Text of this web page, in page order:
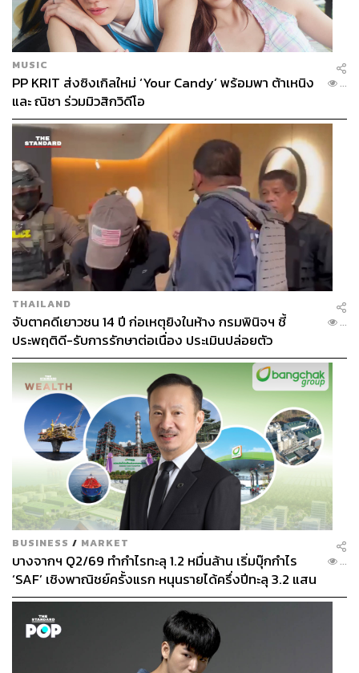
MUSIC
PP KRIT ส่งซิงเกิลใหม่ ‘Your Candy’ พร้อมพา ต้าเหนิง
และ ณิชา ร่วมมิวสิกวิดีโอ
...
THAILAND
จับตาคดีเยาวชน 14 ปี ก่อเหตุยิงในห้าง กรมพินิจฯ ชี้
ประพฤติดี-รับการรักษาต่อเนื่อง ประเมินปล่อยตัว
...
BUSINESS / MARKET
บางจากฯ Q2/69 ทำกำไรทะลุ 1.2 หมื่นล้าน เริ่มบุ๊กกำไร
‘SAF’ เชิงพาณิชย์ครั้งแรก หนุนรายได้ครึ่งปีทะลุ 3.2 แสน
ล้าน
...